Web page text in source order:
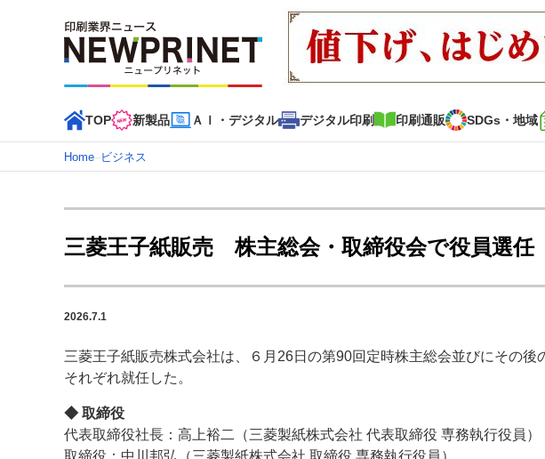
TOP 新製品 ＡＩ・デジタル デジタル印刷 印刷通販 SDGs・地域
インデックス
TOP 新着記事 特集記事 動画コンテンツ インタビュー コ
カテゴリー一覧
新商品 新製品 ＡＩ・デジタル デジタル印刷 印刷通販 SDGs・地域 ポ
特集記事カテゴリー一覧
2022 見える化・MIS特集 特集・デジタル印刷 アイデアで勝負！ ～多様なビジネ
特集・デジタル印刷 ～ 新成長軌道を描く
案内
Home–ビジネス
三菱王子紙販売 株主総会・取締役会で役員選
2026.7.1
三菱王子紙販売株式会社は、６月26日の第90回定時株主総会並びにその後
それぞれ就任した。
◆ 取締役
代表取締役社長：高上裕二（三菱製紙株式会社 代表取締役 専務執行役員）
取締役：中川邦弘（三菱製紙株式会社 取締役 専務執行役員）